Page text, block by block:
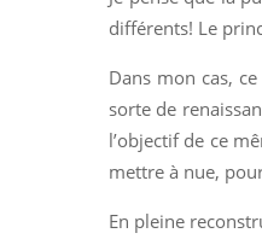
différents! Le
Dans mon cas,
sorte de
l’objectif de ce
mettre à nue,
En pleine